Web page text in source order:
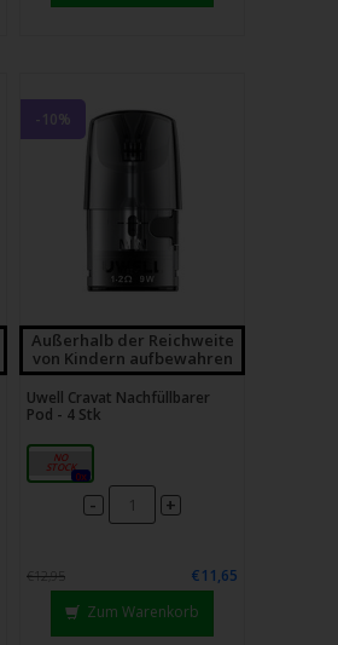
-10%
Außerhalb der Reichweite
von Kindern aufbewahren
Uwell Cravat Nachfüllbarer
Pod - 4 Stk
1,2 Ω
0x
- +
€12,95
€11,65
Zum Warenkorb